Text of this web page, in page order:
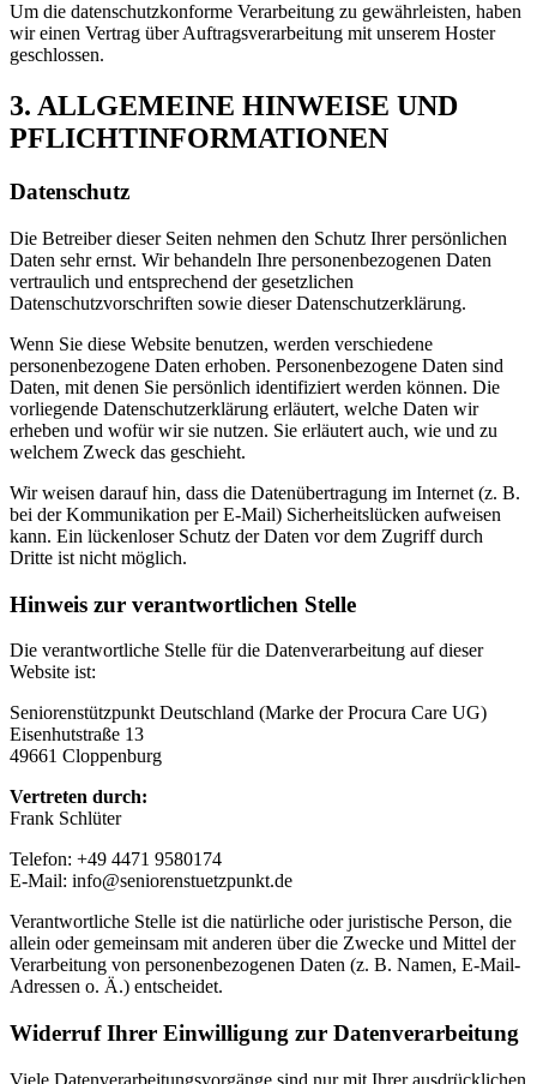
Um die datenschutzkonforme Verarbeitung zu gewährleisten, haben
wir einen Vertrag über Auftragsverarbeitung mit unserem Hoster
geschlossen.
3. ALLGEMEINE HINWEISE UND
PFLICHTINFORMATIONEN
Datenschutz
Die Betreiber dieser Seiten nehmen den Schutz Ihrer persönlichen
Daten sehr ernst. Wir behandeln Ihre personenbezogenen Daten
vertraulich und entsprechend der gesetzlichen
Datenschutzvorschriften sowie dieser Datenschutzerklärung.
Wenn Sie diese Website benutzen, werden verschiedene
personenbezogene Daten erhoben. Personenbezogene Daten sind
Daten, mit denen Sie persönlich identifiziert werden können. Die
vorliegende Datenschutzerklärung erläutert, welche Daten wir
erheben und wofür wir sie nutzen. Sie erläutert auch, wie und zu
welchem Zweck das geschieht.
Wir weisen darauf hin, dass die Datenübertragung im Internet (z. B.
bei der Kommunikation per E-Mail) Sicherheitslücken aufweisen
kann. Ein lückenloser Schutz der Daten vor dem Zugriff durch
Dritte ist nicht möglich.
Hinweis zur verantwortlichen Stelle
Die verantwortliche Stelle für die Datenverarbeitung auf dieser
Website ist:
Seniorenstützpunkt Deutschland (Marke der Procura Care UG)
Eisenhutstraße 13
49661 Cloppenburg
Vertreten durch:
Frank Schlüter
Telefon: +49 4471 9580174
E-Mail: info@seniorenstuetzpunkt.de
Verantwortliche Stelle ist die natürliche oder juristische Person, die
allein oder gemeinsam mit anderen über die Zwecke und Mittel der
Verarbeitung von personenbezogenen Daten (z. B. Namen, E-Mail-
Adressen o. Ä.) entscheidet.
Widerruf Ihrer Einwilligung zur Datenverarbeitung
Viele Datenverarbeitungsvorgänge sind nur mit Ihrer ausdrücklichen